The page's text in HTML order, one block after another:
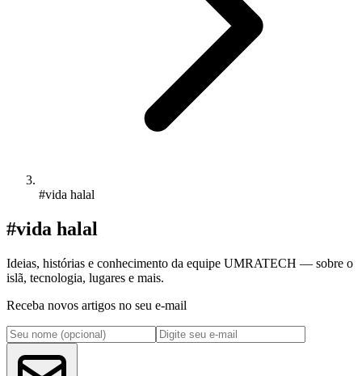
#vida halal
#vida halal
Ideias, histórias e conhecimento da equipe UMRATECH — sobre o
islã, tecnologia, lugares e mais.
Receba novos artigos no seu e-mail